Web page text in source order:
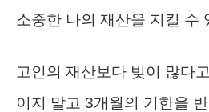
소중한 나의 재산을 지킬 수
고인의 재산보다 빚이 많다
이지 말고 3개월의 기한을